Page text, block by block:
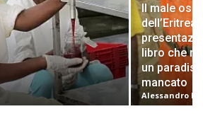
Il male
dell’Eritrea:
libro che
un paradiso
mancato
Alessandro